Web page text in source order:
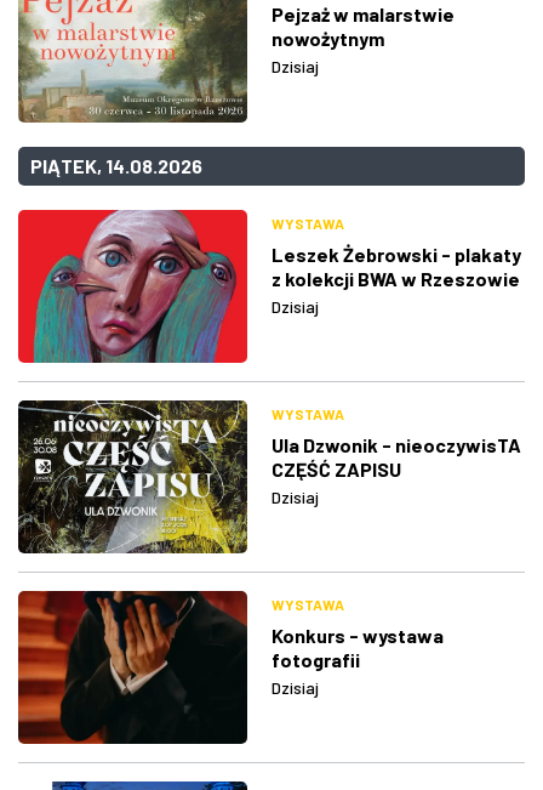
Pejzaż w malarstwie
nowożytnym
Dzisiaj
PIĄTEK, 14.08.2026
WYSTAWA
Leszek Żebrowski - plakaty
z kolekcji BWA w Rzeszowie
Dzisiaj
WYSTAWA
Ula Dzwonik - nieoczywisTA
CZĘŚĆ ZAPISU
Dzisiaj
WYSTAWA
Konkurs - wystawa
fotografii
Dzisiaj